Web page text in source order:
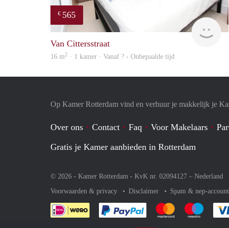
€ 565
rent
Van Cittersstraat
16 m2 · 1 kamer · Vanaf ? - Onbepaalde tijd
Op Kamer Rotterdam vind en verhuur je makkelijk je
Over ons Contact Faq Voor Makelaars
Gratis je Kamer aanbieden in Rotterdam
© 2026 - Kamer Rotterdam - KvK nr. 02094127 – Nederland
Voorwaarden & privacy
Disclaimer Spam & nep-
Je rekent gemakkelijk af met
Je rekent Je